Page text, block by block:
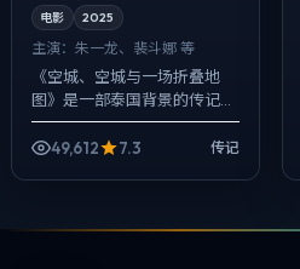
电影 2025
主演： 朱一龙、裴斗娜 等
《空城、空城与一场折叠地
图》是一部泰国背景的传记作
品，2025年公映，由林超贤
执导，朱一龙、裴斗娜、沈腾
49,612 7.3 传记